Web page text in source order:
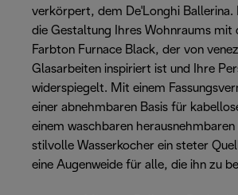
verkörpert, dem De'Longhi Ballerina.
die Gestaltung Ihres Wohnraums mit
Farbton Furnace Black, der von
Glasarbeiten inspiriert ist und Ihre
widerspiegelt. Mit einem
einer abnehmbaren Basis für
einem waschbaren
stilvolle Wasserkocher ein steter
eine Augenweide für alle, die ihn zu